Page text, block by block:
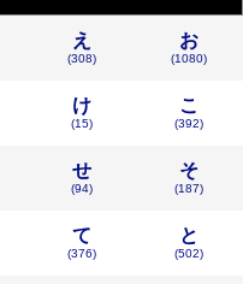
え
(308)
お
(1080)
け
(15)
こ
(392)
せ
(94)
そ
(187)
て
(376)
と
(502)